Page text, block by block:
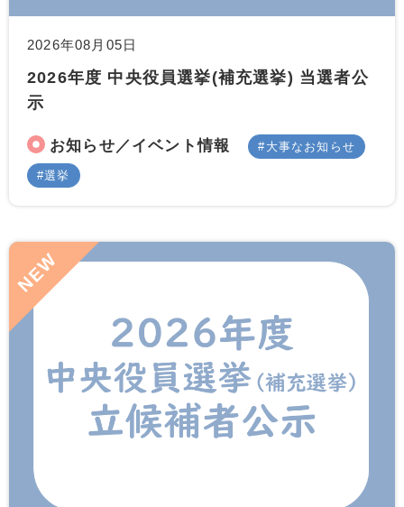
2026年08月05日
2026年度 中央役員選挙(補充選挙) 当選者公
示
お知らせ／イベント情報 大事なお知らせ
選挙
NEW